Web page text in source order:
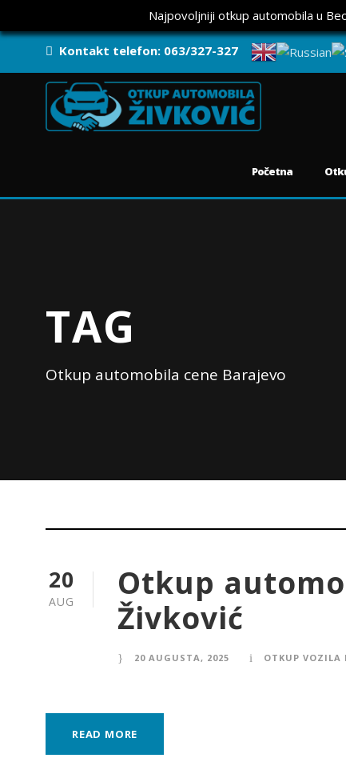
Najpovoljniji otkup automobila u
Kontakt telefon: 063/327-327
Početna
TAG
Otkup automobila cene Barajevo
20
AUG
Otkup
Živković
20 AUGUSTA, 2025 OTKUP VOZILA
READ MORE